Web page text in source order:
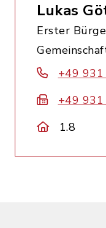
Lukas
Erster
+49
+49
1.8